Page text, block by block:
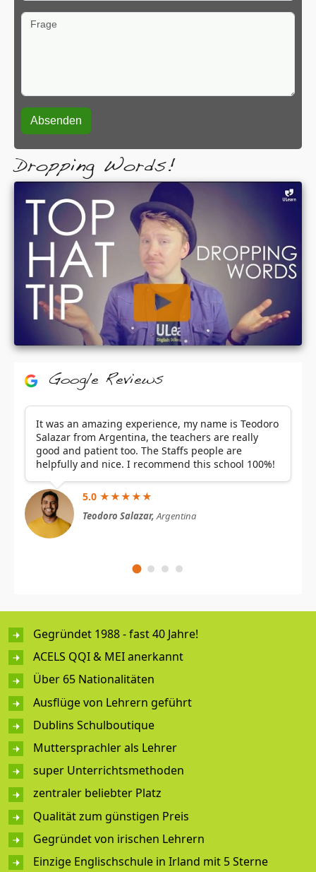
Frage
Dropping Words!
Google Reviews
It was an amazing experience, my name is Teodoro
Salazar from Argentina, the teachers are really
good and patient too. The Staffs people are
helpfully and nice. I recommend this school 100%!
5.0 ★★★★★
Teodoro Salazar,Argentina
Gegründet 1988 - fast 40 Jahre!
ACELS QQI & MEI anerkannt
Über 65 Nationalitäten
Ausflüge von Lehrern geführt
Dublins Schulboutique
Muttersprachler als Lehrer
super Unterrichtsmethoden
zentraler beliebter Platz
Qualität zum günstigen Preis
Gegründet von irischen Lehrern
Einzige Englischschule in Irland mit 5 Sterne